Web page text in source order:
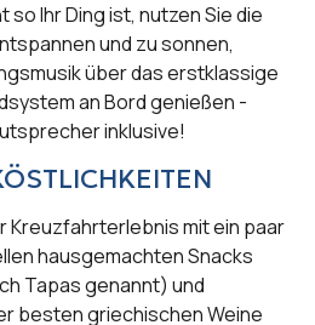
so Ihr Ding ist, nutzen Sie die
und zu sonnen,
über das erstklassige
an Bord genießen -
inklusive!
Kreuzfahrterlebnis mit ein paar
hausgemachten Snacks
Tapas genannt) und
besten griechischen Weine